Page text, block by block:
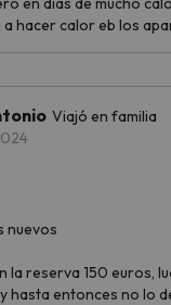
hacer calor eb los
Viajó en familia
nuevos
la reserva 150 euros,
hasta entonces no lo